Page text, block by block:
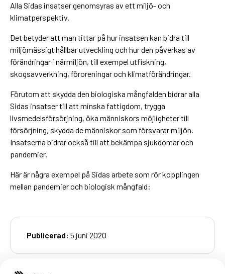
Alla Sidas insatser genomsyras av ett miljö- och
klimatperspektiv.
Det betyder att man tittar på hur insatsen kan bidra till
miljömässigt hållbar utveckling och hur den påverkas av
förändringar i närmiljön, till exempel utfiskning,
skogsavverkning, föroreningar och klimatförändringar.
Förutom att skydda den biologiska mångfalden bidrar alla
Sidas insatser till att minska fattigdom, trygga
livsmedelsförsörjning, öka människors möjligheter till
försörjning, skydda de människor som försvarar miljön.
Insatserna bidrar också till att bekämpa sjukdomar och
pandemier.
Här är några exempel på Sidas arbete som rör kopplingen
mellan pandemier och biologisk mångfald:
Publicerad: 5 juni 2020